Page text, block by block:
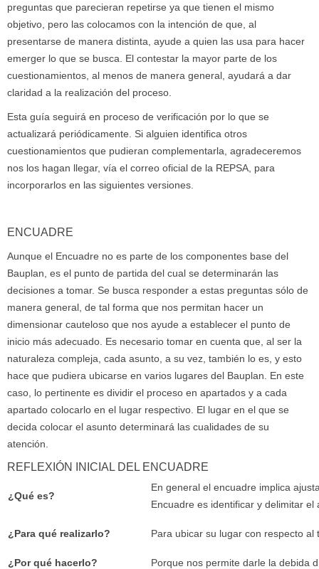
preguntas que parecieran repetirse ya que tienen el mismo
objetivo, pero las colocamos con la intención de que, al
presentarse de manera distinta, ayude a quien las usa para hacer
emerger lo que se busca. El contestar la mayor parte de los
cuestionamientos, al menos de manera general, ayudará a dar
claridad a la realización del proceso.
Esta guía seguirá en proceso de verificación por lo que se
actualizará periódicamente. Si alguien identifica otros
cuestionamientos que pudieran complementarla, agradeceremos
nos los hagan llegar, vía el correo oficial de la REPSA, para
incorporarlos en las siguientes versiones.
ENCUADRE
Aunque el Encuadre no es parte de los componentes base del
Bauplan, es el punto de partida del cual se determinarán las
decisiones a tomar. Se busca responder a estas preguntas sólo de
manera general, de tal forma que nos permitan hacer un
dimensionar cauteloso que nos ayude a establecer el punto de
inicio más adecuado. Es necesario tomar en cuenta que, al ser la
naturaleza compleja, cada asunto, a su vez, también lo es, y esto
hace que pudiera ubicarse en varios lugares del Bauplan. En este
caso, lo pertinente es dividir el proceso en apartados y a cada
apartado colocarlo en el lugar respectivo. El lugar en el que se
decida colocar el asunto determinará las cualidades de su
atención.
REFLEXIÓN INICIAL DEL ENCUADRE
¿Qué es?
En general el encuadre implica
Encuadre es identificar y delimitar el
¿Para qué realizarlo? Para ubicar su lugar con respecto al
¿Por qué hacerlo? Porque nos permite darle la debida